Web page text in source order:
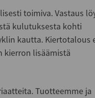
toimiva. Vastaus
kulutuksesta kohti
kautta. Kiertotalous
kierron lisäämistä
Tuotteemme ja